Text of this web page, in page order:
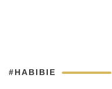
#HABIBIE